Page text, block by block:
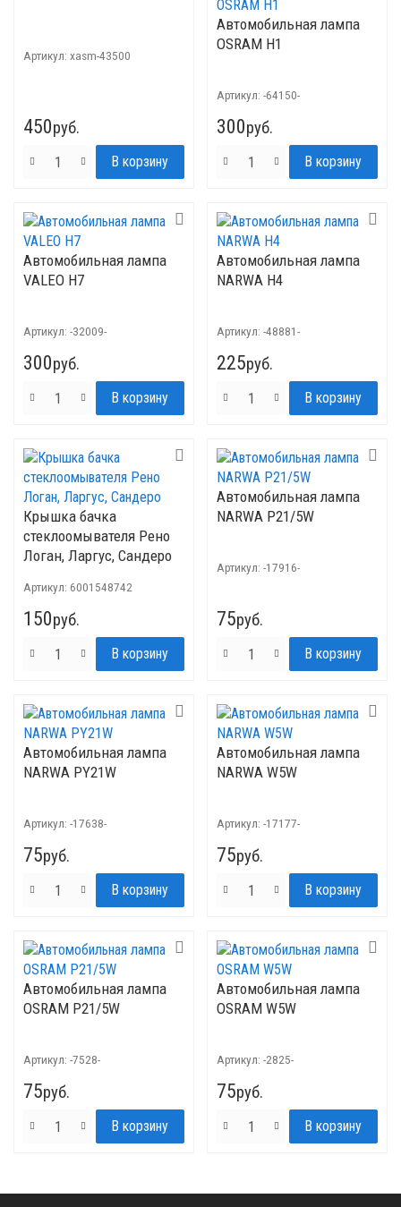
Артикул: xasm-43500
450руб.
Автомобильная лампа
OSRAM H1
Артикул: -64150-
300руб.
Автомобильная лампа
VALEO H7
Артикул: -32009-
300руб.
Автомобильная лампа
NARWA H4
Артикул: -48881-
225руб.
Крышка бачка
стеклоомывателя Рено
Логан, Ларгус, Сандеро
Артикул: 6001548742
150руб.
Автомобильная лампа
NARWA P21/5W
Артикул: -17916-
75руб.
Автомобильная лампа
NARWA PY21W
Артикул: -17638-
75руб.
Автомобильная лампа
NARWA W5W
Артикул: -17177-
75руб.
Автомобильная лампа
OSRAM P21/5W
Артикул: -7528-
75руб.
Автомобильная лампа
OSRAM W5W
Артикул: -2825-
75руб.